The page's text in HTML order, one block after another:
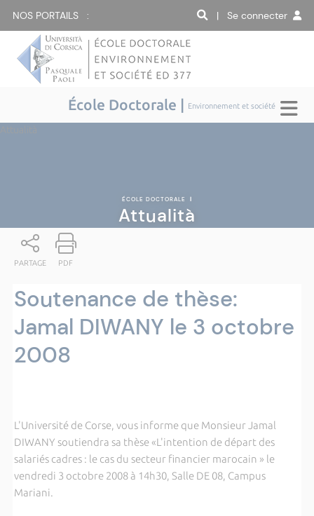
NOS PORTAILS : | Se connecter
École Doctorale | Environnement et société
ÉCOLE DOCTORALE |
Attualità
PARTAGE PDF
Soutenance de thèse:
Jamal DIWANY le 3 octobre
2008
L'Université de Corse, vous informe que Monsieur Jamal
DIWANY soutiendra sa thèse «L'intention de départ des
salariés cadres : le cas du secteur financier marocain » le
vendredi 3 octobre 2008 à 14h30, Salle DE 08, Campus
Mariani.